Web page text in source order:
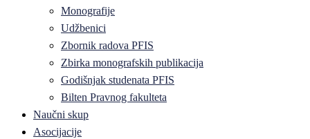
Monografije
Udžbenici
Zbornik radova PFIS
Zbirka monografskih publikacija
Godišnjak studenata PFIS
Bilten Pravnog fakulteta
Naučni skup
Asocijacije